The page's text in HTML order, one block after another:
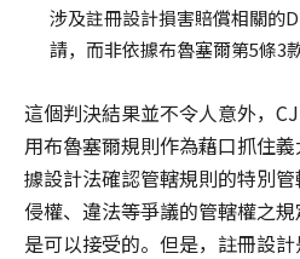
涉及註冊設計損害賠償相關的
請，而非依據布魯塞爾第5條3
這個判決結果並不令人意外，
用布魯塞爾規則作為藉口抓住
據設計法確認管轄規則的特別
侵權、違法等爭議的管轄權之
是可以接受的。但是，註冊設